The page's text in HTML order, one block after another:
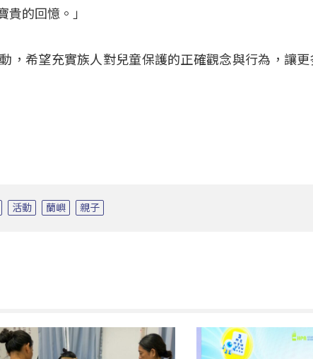
貴的回憶。」
，希望充實族人對兒童保護的正確觀念與行為，讓
活動 蘭嶼 親子